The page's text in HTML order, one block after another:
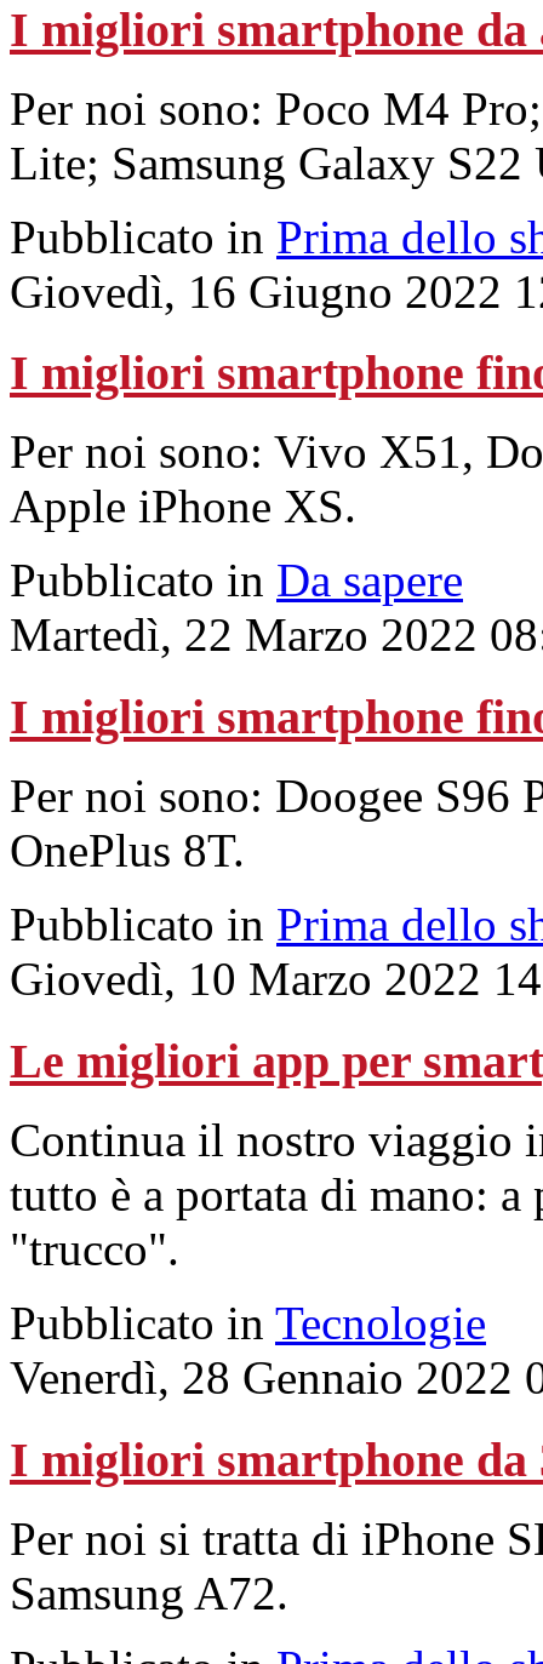
I migliori smartphone da
Per noi sono: Poco M4
Lite; Samsung Galaxy S22
Pubblicato in Prima dello
Giovedì, 16 Giugno 2022
I migliori smartphone
Per noi sono: Vivo X51,
Apple iPhone XS.
Pubblicato in Da sapere
Martedì, 22 Marzo 2022
I migliori smartphone
Per noi sono: Doogee S96
OnePlus 8T.
Pubblicato in Prima dello
Giovedì, 10 Marzo 2022
Le migliori app per
Continua il nostro viaggio
tutto è a portata di mano: a
"trucco".
Pubblicato in Tecnologie
Venerdì, 28 Gennaio 2022
I migliori smartphone da
Per noi si tratta di iPhone
Samsung A72.